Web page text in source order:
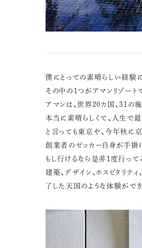
僕にとっての素晴らしい経験
その中の１つがアマンリゾート
アマンは、世界20カ国、31の
本当に素晴らしくて、人生で
と言っても東京や、今年秋に
創業者のゼッカー自身が手掛
もし行けるなら是非1度行って
建築、デザイン、ホスピタリテ
了した天国のような体験ができ